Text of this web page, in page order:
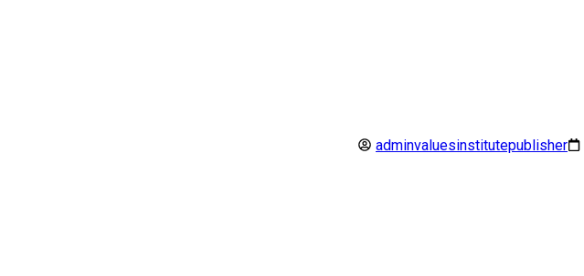
adminvaluesinstitutepublisher